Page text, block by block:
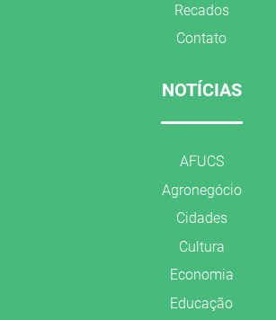
Recados
Contato
NOTÍCIAS
AFUCS
Agronegócio
Cidades
Cultura
Economia
Educação